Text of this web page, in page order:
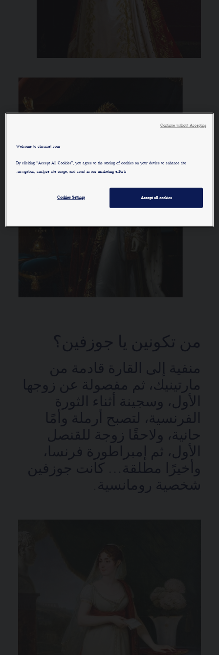
من تكونين يا جوزفين؟
منفية إلى القارة قادمة من
مارتينيك، ثم مفصولة عن زوجها
الأول، وسجينة أثناء الثورة
الفرنسية، لتصبح أرملة وأمًا
حانية، ولاحقًا زوجة للقنصل
الأول، ثم إمبراطورة فرنسا،
وأخيرًا مطلقة… كانت جوزفين
شخصية رومانسية.
Welcome to chaumet.com
By clicking “Accept All Cookies”, you agree to the storing of cookies on your device to enhance site
navigation, analyze site usage, and assist in our marketing efforts.
Cookies Settings Accept all cookies
Continue without Accepting